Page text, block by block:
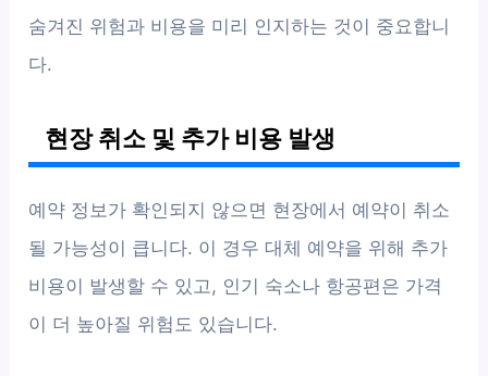
숨겨진 위험과 비용을 미리 인지하는 것이 중요합니
다.
현장 취소 및 추가 비용 발생
예약 정보가 확인되지 않으면 현장에서 예약이 취소
될 가능성이 큽니다. 이 경우 대체 예약을 위해 추가
비용이 발생할 수 있고, 인기 숙소나 항공편은 가격
이 더 높아질 위험도 있습니다.